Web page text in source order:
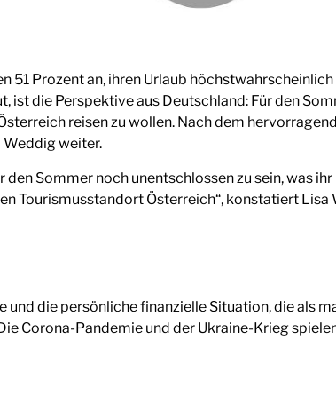
51 Prozent an, ihren Urlaub
die Perspektive aus Deutschland: Für den
reisen zu wollen. Nach dem
Weddig weiter.
Sommer noch unentschlossen zu sein, was ihr
Tourismusstandort Österreich“, konstatiert Lisa
die persönliche finanzielle Situation, die als
Corona-Pandemie und der Ukraine-Krieg